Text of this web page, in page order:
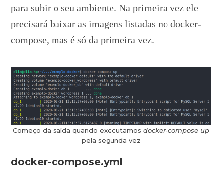
para subir o seu ambiente. Na primeira vez ele
precisará baixar as imagens listadas no docker-
compose, mas é só da primeira vez.
Começo da saída quando executamos docker-compose up
pela segunda vez
docker-compose.yml